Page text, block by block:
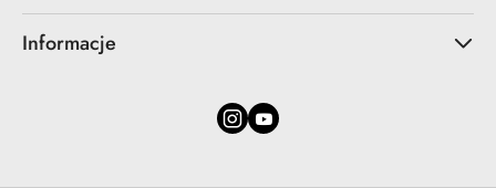
Informacje